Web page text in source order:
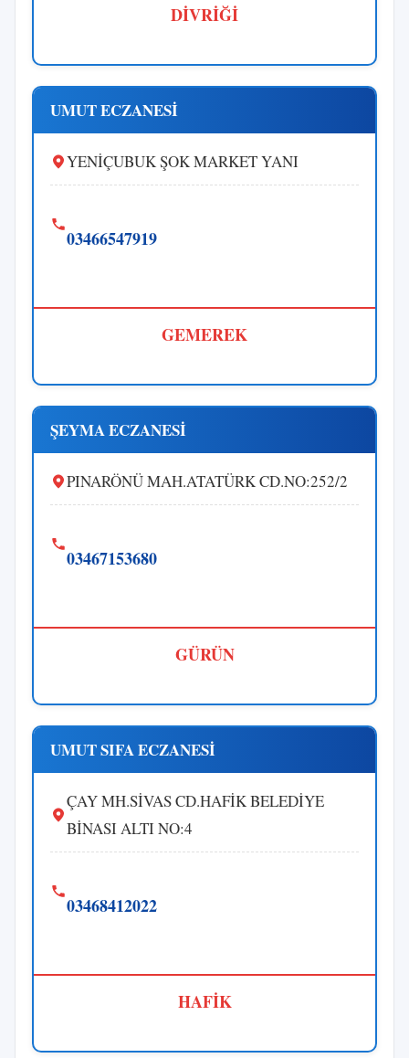
DİVRİĞİ
UMUT ECZANESİ
YENİÇUBUK ŞOK MARKET YANI
03466547919
GEMEREK
ŞEYMA ECZANESİ
PINARÖNÜ MAH.ATATÜRK CD.NO:252/2
03467153680
GÜRÜN
UMUT SIFA ECZANESİ
ÇAY MH.SİVAS CD.HAFİK BELEDİYE
BİNASI ALTI NO:4
03468412022
HAFİK